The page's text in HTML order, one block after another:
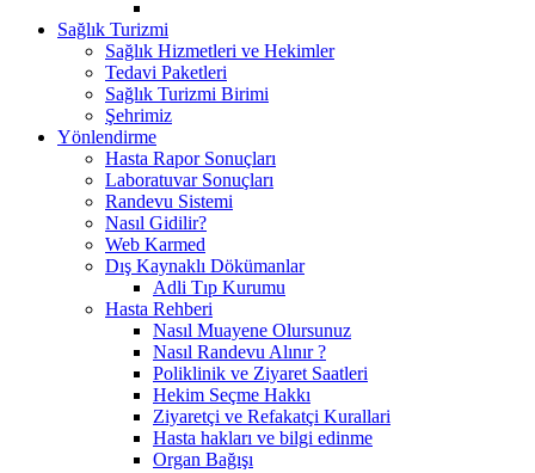
Sağlık Turizmi
Sağlık Hizmetleri ve Hekimler
Tedavi Paketleri
Sağlık Turizmi Birimi
Şehrimiz
Yönlendirme
Hasta Rapor Sonuçları
Laboratuvar Sonuçları
Randevu Sistemi
Nasıl Gidilir?
Web Karmed
Dış Kaynaklı Dökümanlar
Adli Tıp Kurumu
Hasta Rehberi
Nasıl Muayene Olursunuz
Nasıl Randevu Alınır ?
Poliklinik ve Ziyaret Saatleri
Hekim Seçme Hakkı
Ziyaretçi ve Refakatçi Kurallari
Hasta hakları ve bilgi edinme
Organ Bağışı